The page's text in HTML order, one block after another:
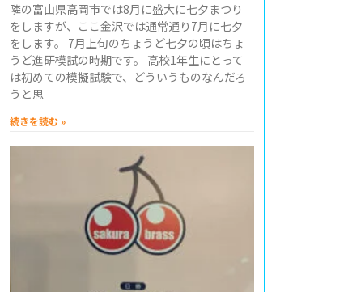
隣の富山県高岡市では8月に盛大に七夕まつり
をしますが、ここ金沢では通常通り7月に七夕
をします。 7月上旬のちょうど七夕の頃はちょ
うど進研模試の時期です。 高校1年生にとって
は初めての模擬試験で、どういうものなんだろ
うと思
続きを読む »